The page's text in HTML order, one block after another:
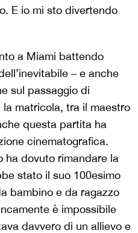
E io mi sto divertendo
a Miami battendo
– e anche
sul passaggio di
matricola, tra il maestro
questa partita ha
cinematografica.
ha dovuto rimandare la
stato il suo 100esimo
bambino e da ragazzo
è impossibile
davvero di un allievo e